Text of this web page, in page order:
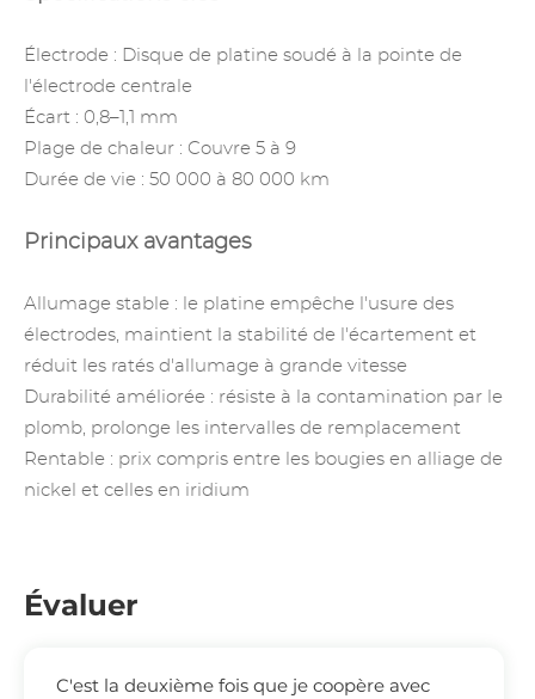
Électrode : Disque de platine soudé à la pointe de
l'électrode centrale
Écart : 0,8–1,1 mm
Plage de chaleur : Couvre 5 à 9
Durée de vie : 50 000 à 80 000 km
Principaux avantages
Allumage stable : le platine empêche l'usure des
électrodes, maintient la stabilité de l'écartement et
réduit les ratés d'allumage à grande vitesse
Durabilité améliorée : résiste à la contamination par le
plomb, prolonge les intervalles de remplacement
Rentable : prix compris entre les bougies en alliage de
nickel et celles en iridium
Évaluer
C'est la deuxième fois que je coopère avec